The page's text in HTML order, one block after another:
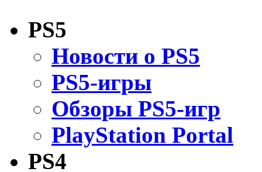
PS5
Новости о PS5
PS5-игры
Обзоры PS5-игр
PlayStation Portal
PS4